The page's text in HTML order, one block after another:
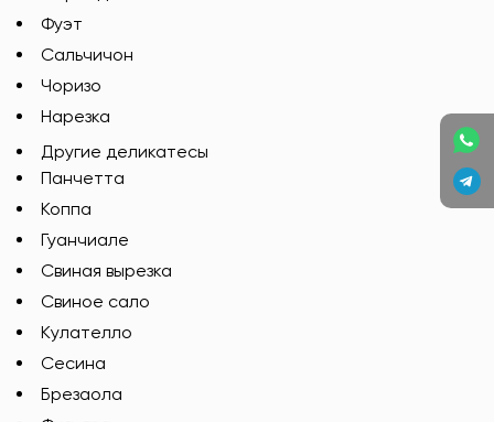
Фуэт
Сальчичон
Чоризо
Нарезка
Другие деликатесы
Панчетта
Коппа
Гуанчиале
Свиная вырезка
Свиное сало
Кулателло
Сесина
Брезаола